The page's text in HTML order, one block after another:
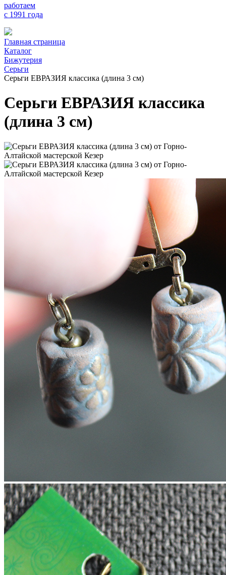
работаем
с 1991 года
Главная страница
Каталог
Бижутерия
Серьги
Серьги ЕВРАЗИЯ классика (длина 3 см)
Серьги ЕВРАЗИЯ классика
(длина 3 см)